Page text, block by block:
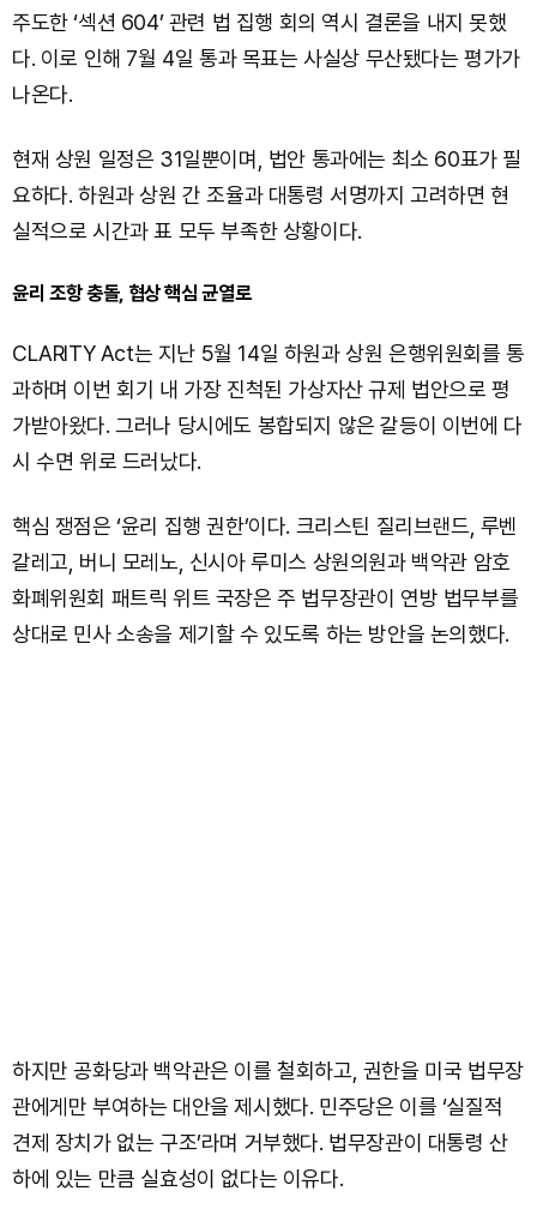
주도한 ‘섹션 604’ 관련 법 집행 회의 역시 결론을 내지 못했
다. 이로 인해 7월 4일 통과 목표는 사실상 무산됐다는 평가가
나온다.
현재 상원 일정은 31일뿐이며, 법안 통과에는 최소 60표가 필
요하다. 하원과 상원 간 조율과 대통령 서명까지 고려하면 현
실적으로 시간과 표 모두 부족한 상황이다.
윤리 조항 충돌, 협상 핵심 균열로
CLARITY Act는 지난 5월 14일 하원과 상원 은행위원회를 통
과하며 이번 회기 내 가장 진척된 가상자산 규제 법안으로 평
가받아왔다. 그러나 당시에도 봉합되지 않은 갈등이 이번에 다
시 수면 위로 드러났다.
핵심 쟁점은 ‘윤리 집행 권한’이다. 크리스틴 질리브랜드, 루벤
갈레고, 버니 모레노, 신시아 루미스 상원의원과 백악관 암호
화폐위원회 패트릭 위트 국장은 주 법무장관이 연방 법무부를
상대로 민사 소송을 제기할 수 있도록 하는 방안을 논의했다.
하지만 공화당과 백악관은 이를 철회하고, 권한을 미국 법무장
관에게만 부여하는 대안을 제시했다. 민주당은 이를 ‘실질적
견제 장치가 없는 구조’라며 거부했다. 법무장관이 대통령 산
하에 있는 만큼 실효성이 없다는 이유다.